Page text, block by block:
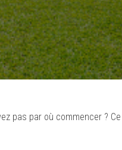
pas par où commencer ?